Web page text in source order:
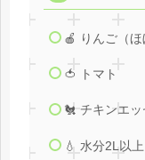
🍎 りんご（ほ
🍅 トマト
🐔 チキンエッ
💧 水分2L以上